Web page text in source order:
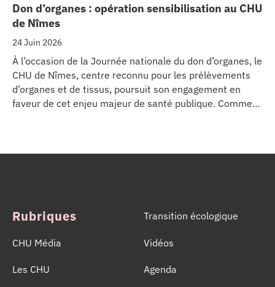
Don d’organes : opération sensibilisation au CHU
de Nîmes
24 Juin 2026
À l’occasion de la Journée nationale du don d’organes, le
CHU de Nîmes, centre reconnu pour les prélèvements
d’organes et de tissus, poursuit son engagement en
faveur de cet enjeu majeur de santé publique. Comme
Rubriques
CHU Média
Les CHU
Transition écologique
Vidéos
Agenda